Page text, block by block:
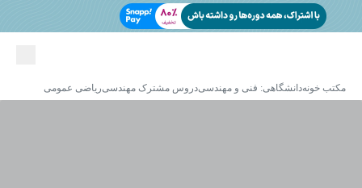
مکتب خونهدانشگاهی: فنی و مهندسیدروس مشترک مهندسیریاضی عمومی